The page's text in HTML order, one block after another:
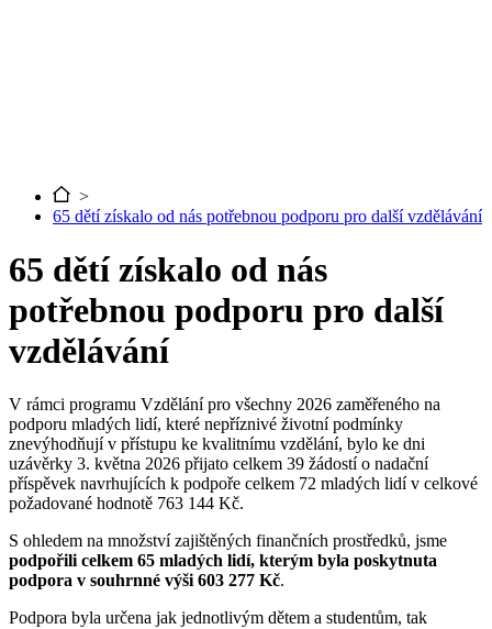
>
65 dětí získalo od nás potřebnou podporu pro další vzdělávání
65 dětí získalo od nás
potřebnou podporu pro další
vzdělávání
V rámci programu Vzdělání pro všechny 2026 zaměřeného na
podporu mladých lidí, které nepříznivé životní podmínky
znevýhodňují v přístupu ke kvalitnímu vzdělání, bylo ke dni
uzávěrky 3. května 2026 přijato celkem 39 žádostí o nadační
příspěvek navrhujících k podpoře celkem 72 mladých lidí v celkové
požadované hodnotě 763 144 Kč.
S ohledem na množství zajištěných finančních prostředků, jsme
podpořili celkem 65 mladých lidí, kterým byla poskytnuta
podpora v souhrnné výši 603 277 Kč.
Podpora byla určena jak jednotlivým dětem a studentům, tak